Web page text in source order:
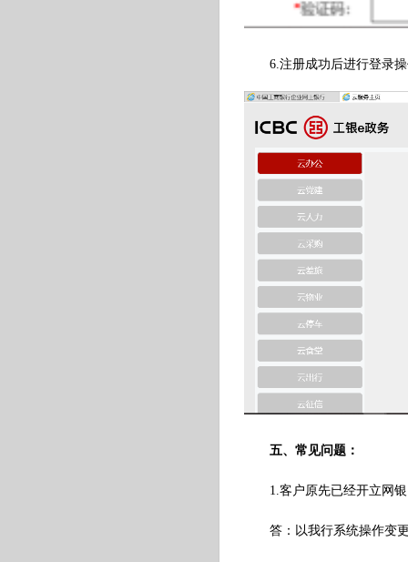
6.注册成功后进行登录操
五、常见问题：
1.客户原先已经开立网
答：以我行系统操作变更